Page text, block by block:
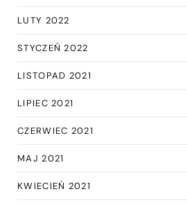
LUTY 2022
STYCZEŃ 2022
LISTOPAD 2021
LIPIEC 2021
CZERWIEC 2021
MAJ 2021
KWIECIEŃ 2021